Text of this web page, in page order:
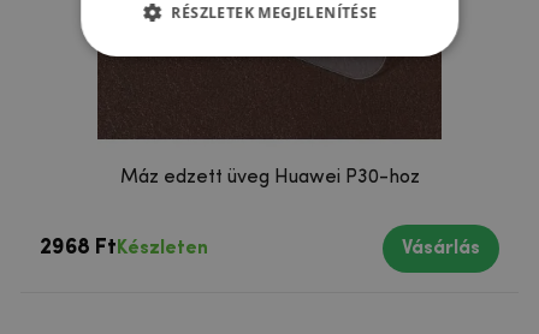
Máz edzett üveg Huawei P30-hoz
2968 Ft Készleten Vásárlás
RÉSZLETEK MEGJELENÍTÉSE